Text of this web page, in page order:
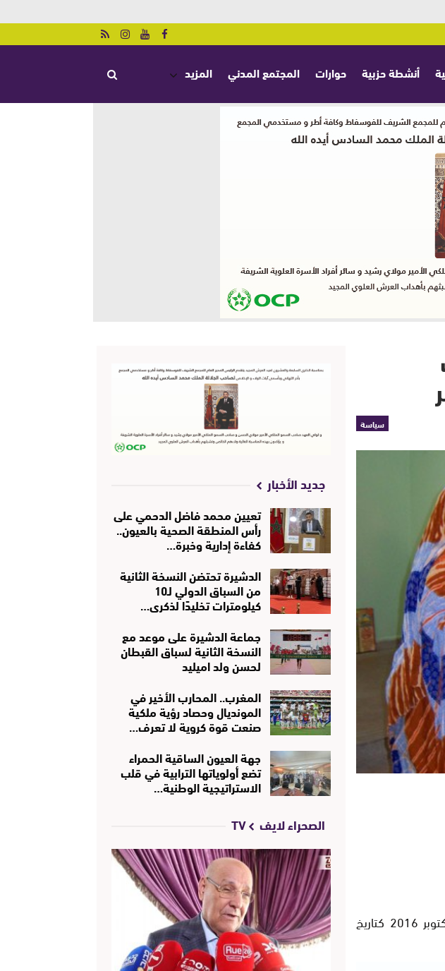
أنشطة حزبية حوارات المجتمع المدني المزيد
سياسة
حددت الحكومة موعد إجراء الانتخابات التشريعية المقبلة، وذلك يوم الجمعة 7 أكتوبر 2016 كتاريخ
جديد الأخبار
تعيين محمد فاضل الدحمي على
رأس المنطقة الصحية بالعيون..
كفاءة إدارية وخبرة…
الدشيرة تحتضن النسخة الثانية
من السباق الدولي لـ10
كيلومترات تخليدًا لذكرى…
جماعة الدشيرة على موعد مع
النسخة الثانية لسباق القبطان
لحسن ولد اميليد
المغرب.. المحارب الأخير في
المونديال وحصاد رؤية ملكية
صنعت قوة كروية لا تعرف…
جهة العيون الساقية الحمراء
تضع أولوياتها الترابية في قلب
الاستراتيجية الوطنية…
الصحراء لايف TV